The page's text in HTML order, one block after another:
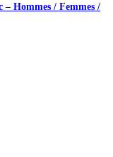
– Hommes / Femmes /